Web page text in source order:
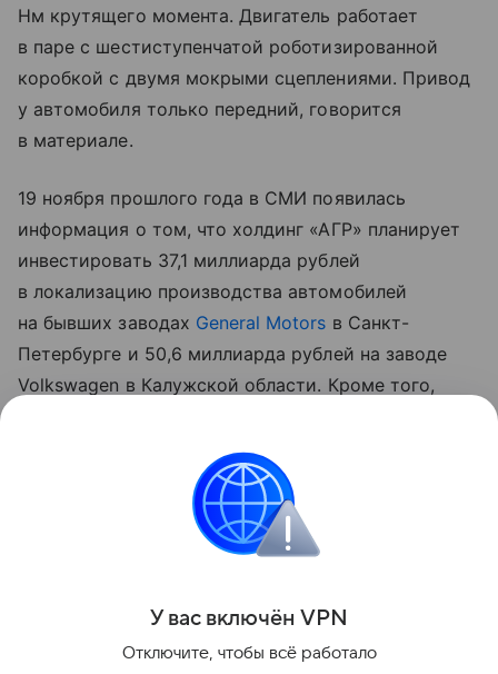
Нм крутящего момента. Двигатель работает
в паре с шестиступенчатой роботизированной
коробкой с двумя мокрыми сцеплениями. Привод
у автомобиля только передний, говорится
в материале.
19 ноября прошлого года в СМИ появилась
информация о том, что холдинг «АГР» планирует
инвестировать 37,1 миллиарда рублей
в локализацию производства автомобилей
на бывших заводах General Motors в Санкт-
Петербурге и 50,6 миллиарда рублей на заводе
Volkswagen в Калужской области. Кроме того,
миллиардов рублей в производство машин марки
Tenet в Калужской области и около 7
миллиардов — в завод в Шушарах, который
фактически «переоборудуют» с нуля.
Поделиться
У вас включён VPN
Отключите, чтобы всё работало